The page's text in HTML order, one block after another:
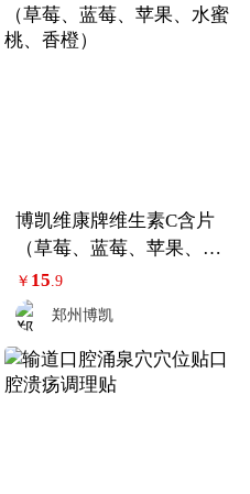
博凯维康牌维生素C含片
（草莓、蓝莓、苹果、水
蜜桃、香橙）
￥ 15.9
郑州博凯